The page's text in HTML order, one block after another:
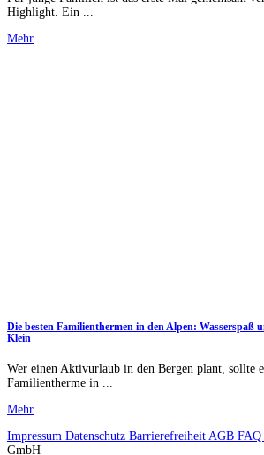
Highlight. Ein ...
Mehr
Die besten Familienthermen in den Alpen:
Klein
Wer einen Aktivurlaub in den Bergen plant, sollte
Familientherme in ...
Mehr
Impressum Datenschutz Barrierefreiheit AGB FAQ
GmbH